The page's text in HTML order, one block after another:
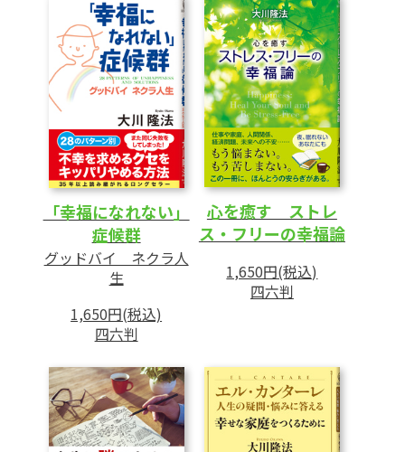
仏の眼に映る世界
4 自己認識の変化こそ魂の成功
限界突破のとき
自分が成長するときに欠点が見える
5 運命を逆転させるには
「魂の傾向性」をつかめば運命の先が見える
過ぎた欲望が身を滅ぼす
他人の目で自分を見る
常に考えつづける
──仕事ができる人になる四つの視点
1 天命に生きる
仕事に生きがいを持っているか
「幸福になれない」
症候群
グッドバイ ネクラ人
生
1,650円(税込)
四六判
心を癒す ストレ
ス・フリーの幸福論
1,650円(税込)
四六判